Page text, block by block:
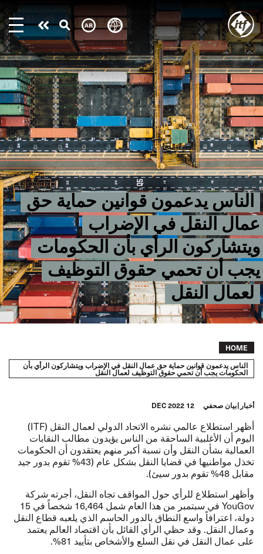
to
main
content
الناس يدعمون قوانين حماية حق
عمال النقل في الإضراب
ويتشاركون الرأي بأن الحكومات
يجب أن تحمي حقوق التوظيف
لعمال النقل
Take
action
Breadcrumb
HOME
الناس يدعمون قوانين حماية حق عمال النقل في الإضراب ويتشاركون الرأي بأن
الحكومات يجب أن تحمي حقوق التوظيف لعمال النقل
أخبار بيان صحفي 12 DEC 2022
أظهر استطلاع عالمي
نشره الاتحاد الدولي لعمال النقل (ITF)
اليوم أن الأغلبية الساحقة من الناس يؤيدون مطالب النقابات
العمالية بشأن النقل وأن نسبة أكبر منهم يعتقدون أن الحكومات
تخذل مواطنيها في قضايا النقل بشكل عام (43% تقوم بدور جيد
مقابل 48% تقوم بدور سيئ).
وأظهر استطلاع للرأي حول المواقف تجاه النقل، أجرته شركة
YouGov في سبتمبر من هذا العام شمل 16,464 شخصاً في 15
دولة، اعترافاً واسع النطاق بالدور الحاسم الذي يلعبه قطاع النقل
وعمال النقل. وقد حظي الرأي القائل بأن اقتصاد العالم يعتمد
على عمال النقل في نقل السلع والأشخاص بتأييد 81%.